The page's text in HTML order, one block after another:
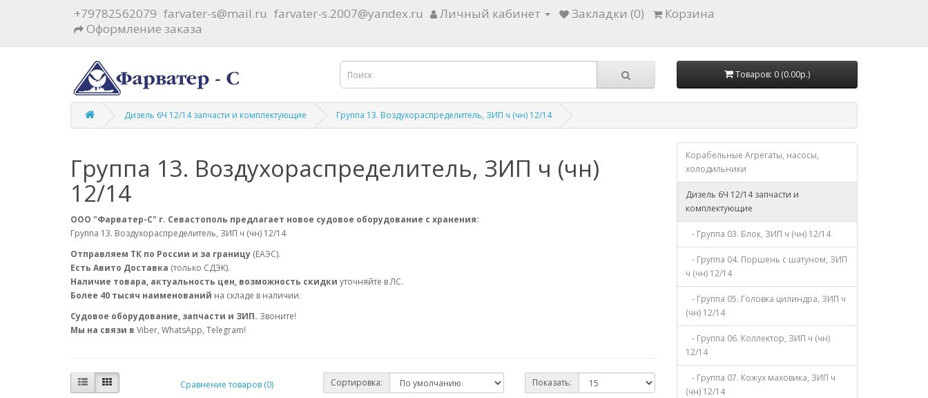
+79782562079 farvater-s@mail.ru farvater-s.2007@yandex.ru Личный кабинет Закладки (0)
Корзина
Оформление заказа
Товаров: 0 (0.00р.)
Дизель 6Ч 12/14 запчасти и комплектующие Группа 13. Воздухораспределитель, ЗИП ч (чн) 12/14
Группа 13. Воздухораспределитель, ЗИП ч (чн)
12/14
ООО "Фарватер-С" г. Севастополь предлагает новое судовое оборудование с хранения:
Группа 13. Воздухораспределитель, ЗИП ч (чн) 12/14
Отправляем ТК по России и за границу (ЕАЭС).
Есть Авито Доставка (только СДЭК).
Наличие товара, актуальность цен, возможность скидки уточняйте в ЛС.
Более 40 тысяч наименований на складе в наличии.
Судовое оборудование, запчасти и ЗИП. Звоните!
Мы на связи в Viber, WhatsApp, Telegram!
Сравнение товаров (0) Сортировка: Показать:
Корабельные Агрегаты, насосы,
холодильники
Дизель 6Ч 12/14 запчасти и
комплектующие
- Группа 03. Блок, ЗИП ч (чн) 12/14
- Группа 04. Поршень с шатуном, ЗИП
ч (чн) 12/14
- Группа 05. Головка цилиндра, ЗИП ч
(чн) 12/14
- Группа 06. Коллектор, ЗИП ч (чн)
12/14
- Группа 07. Кожух маховика, ЗИП ч
(чн) 12/14